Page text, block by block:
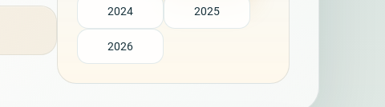
2024 2025
2026